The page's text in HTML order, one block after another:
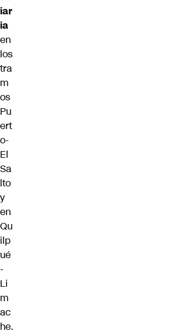
iar
ia
en
los
tra
m
os
Pu
ert
o-
El
Sa
lto
y
en
Qu
ilp
ué
-
Li
m
ac
he.